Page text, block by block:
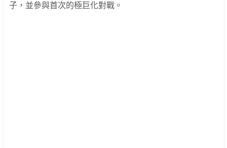
子，並參與首次的極巨化對戰。